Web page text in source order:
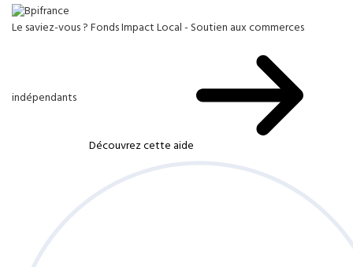
Le saviez-vous ?Fonds Impact Local - Soutien aux commerces
indépendants
Découvrez cette aide